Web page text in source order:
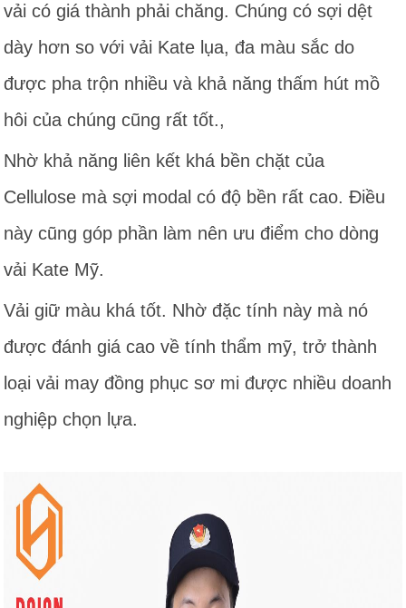
vải có giá thành phải chăng. Chúng có sợi dệt
dày hơn so với vải Kate lụa, đa màu sắc do
được pha trộn nhiều và khả năng thấm hút mồ
hôi của chúng cũng rất tốt.,
Nhờ khả năng liên kết khá bền chặt của
Cellulose mà sợi modal có độ bền rất cao. Điều
này cũng góp phần làm nên ưu điểm cho dòng
vải Kate Mỹ.
Vải giữ màu khá tốt. Nhờ đặc tính này mà nó
được đánh giá cao về tính thẩm mỹ, trở thành
loại vải may đồng phục sơ mi được nhiều doanh
nghiệp chọn lựa.